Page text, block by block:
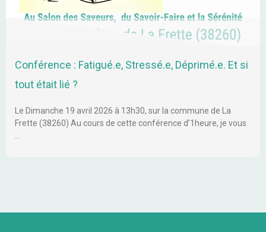
Conférence : Fatigué.e, Stressé.e, Déprimé.e. Et si
tout était lié ?
Le Dimanche 19 avril 2026 à 13h30, sur la commune de La
Frette (38260) Au cours de cette conférence d’1heure, je vous
…